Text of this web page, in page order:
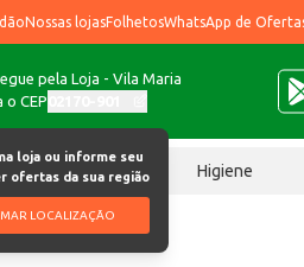
Nossas lojasFolhetosWhatsApp de
pela Loja - Vila Maria
o CEP
loja ou informe seu
ofertas da sua região
LOCALIZAÇÃO
Chocolates Higiene
06 10x5,2g